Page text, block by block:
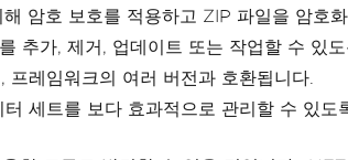
암호 보호를 적용하고 ZIP 파일을 암호
추가, 제거, 업데이트 또는 작업할 수 있도
레임워크의 여러 버전과 호환됩니다.
세트를 보다 효과적으로 관리할 수 있도